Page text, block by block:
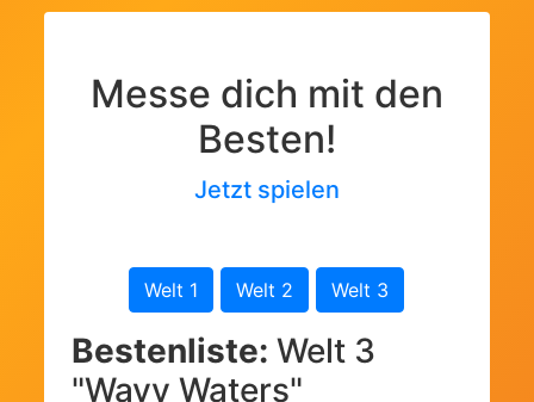
Messe dich mit den
Besten!
Jetzt spielen
Welt 1 Welt 2 Welt 3
Bestenliste: Welt 3
"Wavy Waters"